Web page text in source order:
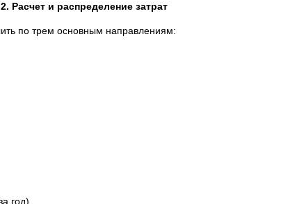
2. Расчет и распределение затрат
по трем основным направлениям:
год).